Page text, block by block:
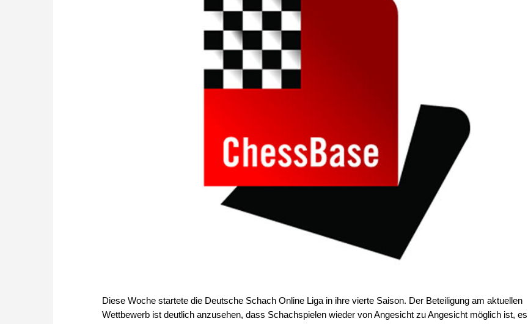
Diese Woche startete die Deutsche Schach Online Liga in ihre vierte Saison. Der Beteiligung am aktuellen
Wettbewerb ist deutlich anzusehen, dass Schachspielen wieder von Angesicht zu Angesicht möglich ist, es